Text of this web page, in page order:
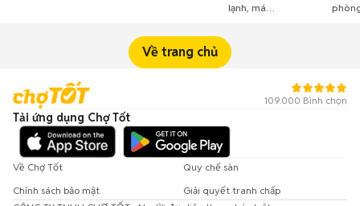
lạnh, máy
Về trang chủ
109.000 Bình chọn
Tải ứng dụng Chợ Tốt
Về Chợ Tốt
Quy chế sàn
Chính sách bảo mật
Giải quyết tranh chấp